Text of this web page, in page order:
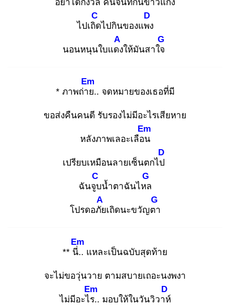
อย่าได้กังวล คนจนที่กินข้าวแกง
ไปเถิด
C
ไปกินของแพง
D
นอนหนุนใบแดง
A
ให้มันสาใจ
G
* ภาพถ่าย
Em
.. จดหมายของเธอที่มี
ขอส่งคืนคนดี รับรองไม่มีอะไรเสียหาย
หลังภาพเลอะเลือน
Em
เปรียบเหมือนลายเซ็นตกไป
D
ฉันจูบ
C
น้ำตาฉันไหล
G
โปรดอภัย
A
เถิดนะขวัญตา
G
** นี่..
Em
แหละเป็นฉบับสุดท้าย
จะไม่ขอวุ่นวาย ตามสบายเถอะนงพงา
ไม่มีอะไร.
Em
. มอบให้ในวันวิวาห์
D